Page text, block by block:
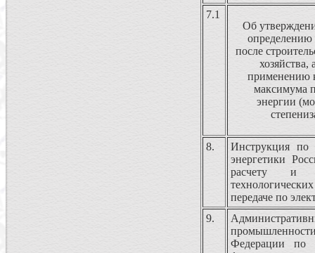
7.1
Об
определению
после
применению
максимума
энергии
8.
Инструкция по
энергетики
расчету и
передаче по
9.
Федерации по